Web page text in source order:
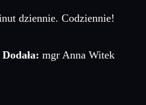
dziennie. Codziennie!
Dodała: mgr Anna Witek